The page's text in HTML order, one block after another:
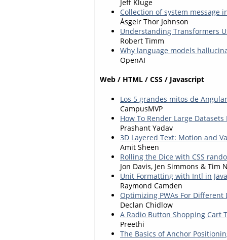
Jeff Kluge
Collection of system message
Ásgeir Thor Johnson
Understanding Transformers
Robert Timm
Why language models
OpenAI
Web / HTML / CSS / Javascript
Los 5 grandes mitos de
CampusMVP
How To Render Large
Prashant Yadav
3D Layered Text: Motion and
Amit Sheen
Rolling the Dice with CSS
Jon Davis, Jen Simmons & Tim
Unit Formatting with Intl in
Raymond Camden
Optimizing PWAs For Different
Declan Chidlow
A Radio Button Shopping Cart
Preethi
The Basics of Anchor